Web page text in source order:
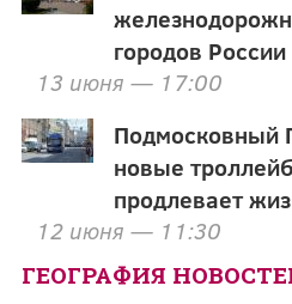
городов
13 июня — 17:00
Подмосковный
новые
продлевает
12 июня — 11:30
ГЕОГРАФИЯ